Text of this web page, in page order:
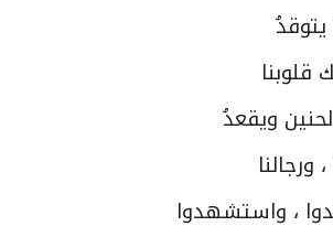
ويقعدُ
، واستشهدوا